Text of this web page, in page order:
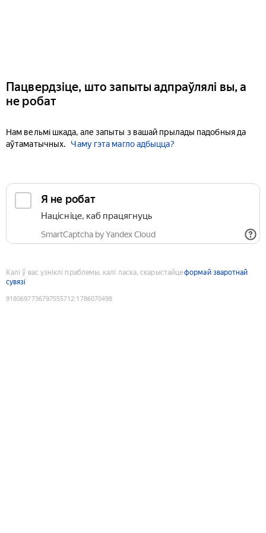
Пацвердзіце, што запыты адпраўлялі вы, а
не робат
Нам вельмі шкада, але запыты з вашай прылады падобныя да
аўтаматычных.
Чаму гэта магло адбыцца?
Я не робат
Націсніце, каб працягнуць
SmartCaptcha by Yandex Cloud
Калі ў вас узніклі праблемы, калі ласка, скарыстайцеформай зваротнай
сувязі
9180697736797555712:1786070498